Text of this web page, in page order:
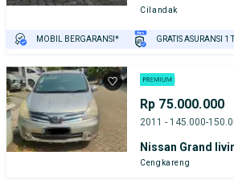
Cilandak
MOBIL BERGARANSI* GRATIS ASURANSI 1
Rp 75.000.000
2011 - 145.000-
Nissan Grand
Cengkareng